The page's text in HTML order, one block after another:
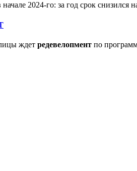
2024-го: за год срок снизился
ждет редевелопмент по